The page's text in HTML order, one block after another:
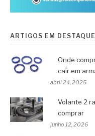
ARTIGOS EM DESTAQUE
Onde
cair em
abril 24, 2025
Volante 2
comprar
junho 12, 2026